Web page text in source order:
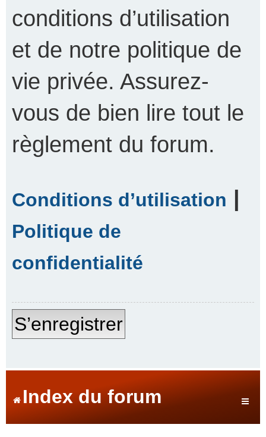
conditions d’utilisation
et de notre politique de
vie privée. Assurez-
vous de bien lire tout le
règlement du forum.
Conditions d’utilisation |
Politique de
confidentialité
S’enregistrer
Index du forum